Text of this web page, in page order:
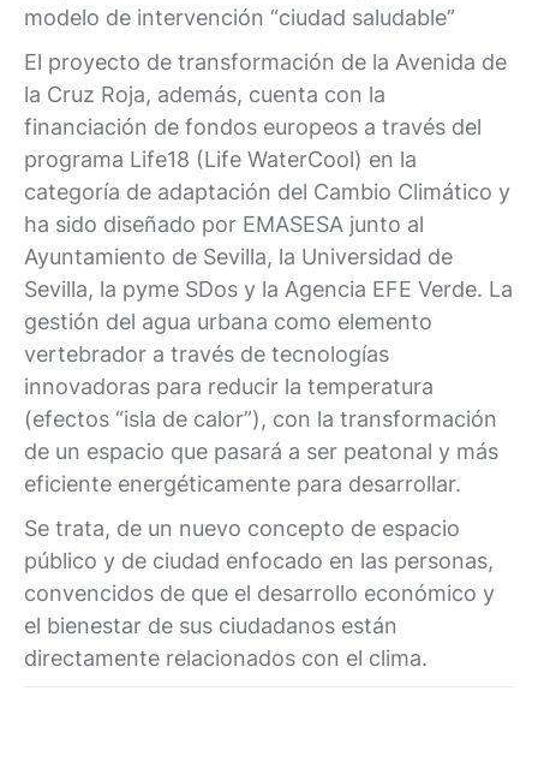
modelo de intervención “ciudad saludable”
El proyecto de transformación de la Avenida de
la Cruz Roja, además, cuenta con la
financiación de fondos europeos a través del
programa Life18 (Life WaterCool) en la
categoría de adaptación del Cambio Climático y
ha sido diseñado por EMASESA junto al
Ayuntamiento de Sevilla, la Universidad de
Sevilla, la pyme SDos y la Agencia EFE Verde. La
gestión del agua urbana como elemento
vertebrador a través de tecnologías
innovadoras para reducir la temperatura
(efectos “isla de calor”), con la transformación
de un espacio que pasará a ser peatonal y más
eficiente energéticamente para desarrollar.
Se trata, de un nuevo concepto de espacio
público y de ciudad enfocado en las personas,
convencidos de que el desarrollo económico y
el bienestar de sus ciudadanos están
directamente relacionados con el clima.